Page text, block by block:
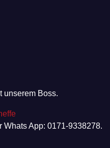
unserem Boss.
App: 0171-9338278.